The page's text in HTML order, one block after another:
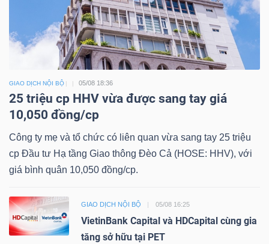
GIAO DỊCH NỘI BỘ 05/08 18:36
25 triệu cp HHV vừa được sang tay giá
10,050 đồng/cp
Công ty mẹ và tổ chức có liên quan vừa sang tay 25 triệu
cp Đầu tư Hạ tầng Giao thông Đèo Cả (HOSE: HHV), với
giá bình quân 10,050 đồng/cp.
GIAO DỊCH NỘI BỘ 05/08 16:25
VietinBank Capital và HDCapital cùng gia
tăng sở hữu tại PET